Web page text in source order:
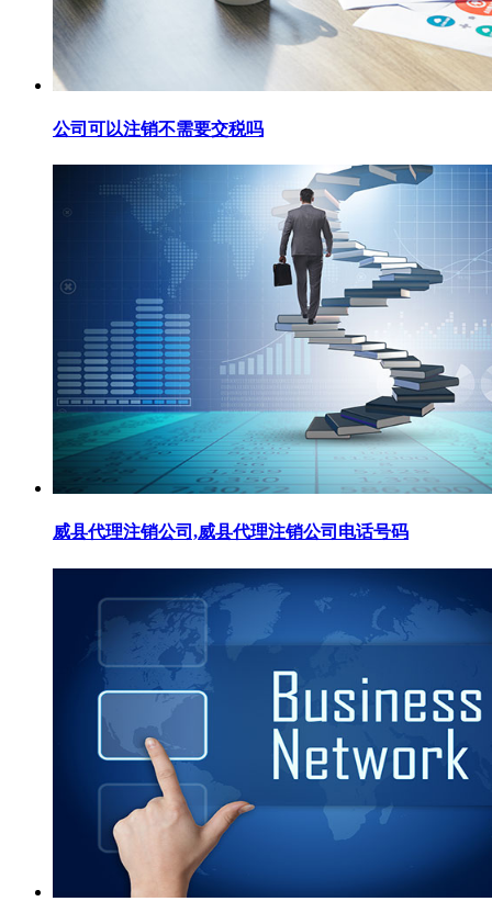
公司可以注销不需要交税吗
威县代理注销公司,威县代理注销公司电话号码